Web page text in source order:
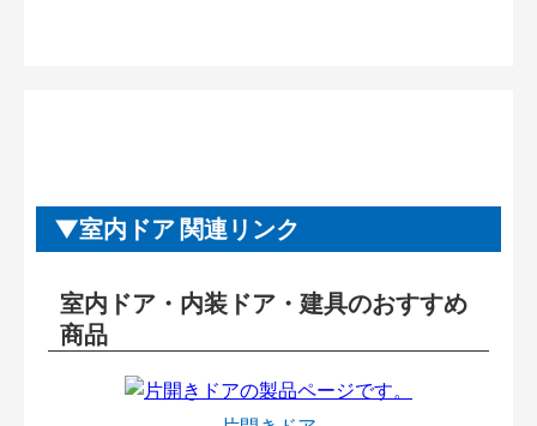
室内ドア 関連リンク
室内ドア・内装ドア・建具のおすすめ
商品